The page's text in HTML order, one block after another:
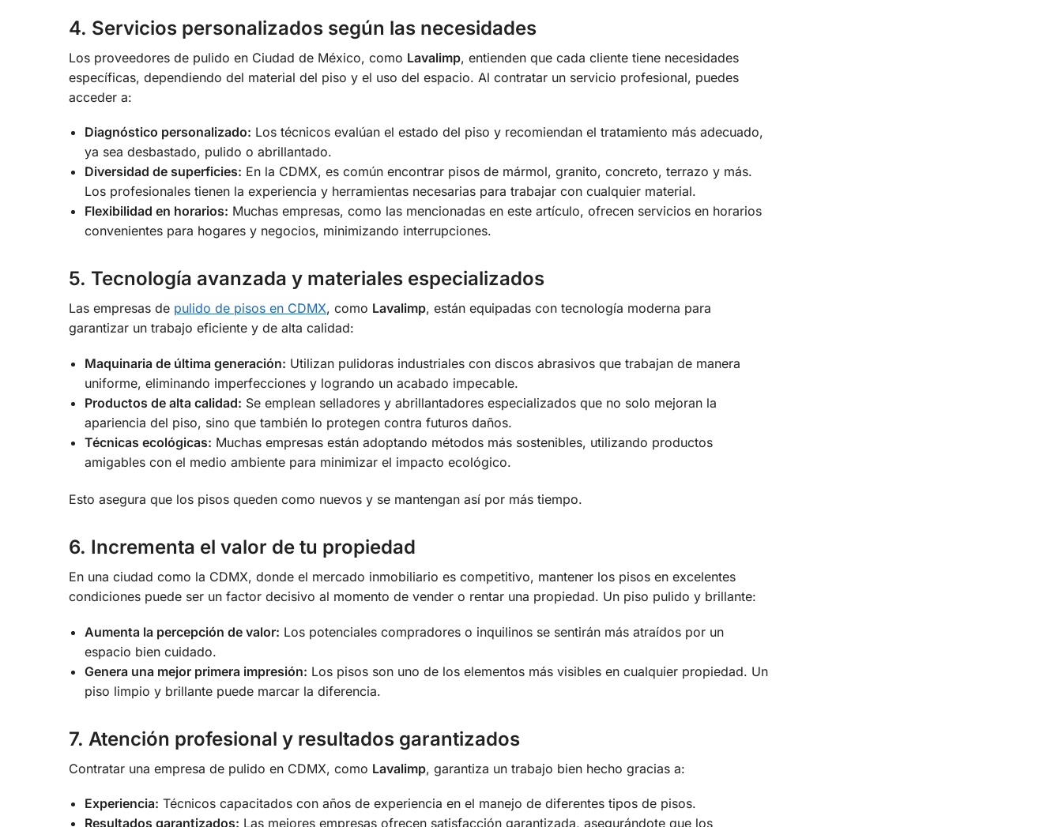
4. Servicios personalizados según las necesidades
Los proveedores de pulido en Ciudad de México, como Lavalimp, entienden que cada cliente tiene necesidades
específicas, dependiendo del material del piso y el uso del espacio. Al contratar un servicio profesional, puedes
acceder a:
Diagnóstico personalizado: Los técnicos evalúan el estado del piso y recomiendan el tratamiento más adecuado,
ya sea desbastado, pulido o abrillantado.
Diversidad de superficies: En la CDMX, es común encontrar pisos de mármol, granito, concreto, terrazo y más.
Los profesionales tienen la experiencia y herramientas necesarias para trabajar con cualquier material.
Flexibilidad en horarios: Muchas empresas, como las mencionadas en este artículo, ofrecen servicios en horarios
convenientes para hogares y negocios, minimizando interrupciones.
5. Tecnología avanzada y materiales especializados
Las empresas de pulido de pisos en CDMX, como Lavalimp, están equipadas con tecnología moderna para
garantizar un trabajo eficiente y de alta calidad:
Maquinaria de última generación: Utilizan pulidoras industriales con discos abrasivos que trabajan de manera
uniforme, eliminando imperfecciones y logrando un acabado impecable.
Productos de alta calidad: Se emplean selladores y abrillantadores especializados que no solo mejoran la
apariencia del piso, sino que también lo protegen contra futuros daños.
Técnicas ecológicas: Muchas empresas están adoptando métodos más sostenibles, utilizando productos
amigables con el medio ambiente para minimizar el impacto ecológico.
Esto asegura que los pisos queden como nuevos y se mantengan así por más tiempo.
6. Incrementa el valor de tu propiedad
En una ciudad como la CDMX, donde el mercado inmobiliario es competitivo, mantener los pisos en excelentes
condiciones puede ser un factor decisivo al momento de vender o rentar una propiedad. Un piso pulido y brillante:
Aumenta la percepción de valor: Los potenciales compradores o inquilinos se sentirán más atraídos por un
espacio bien cuidado.
Genera una mejor primera impresión: Los pisos son uno de los elementos más visibles en cualquier propiedad. Un
piso limpio y brillante puede marcar la diferencia.
7. Atención profesional y resultados garantizados
Contratar una empresa de pulido en CDMX, como Lavalimp, garantiza un trabajo bien hecho gracias a:
Experiencia: Técnicos capacitados con años de experiencia en el manejo de diferentes tipos de pisos.
Resultados garantizados: Las mejores empresas ofrecen satisfacción garantizada, asegurándote que los